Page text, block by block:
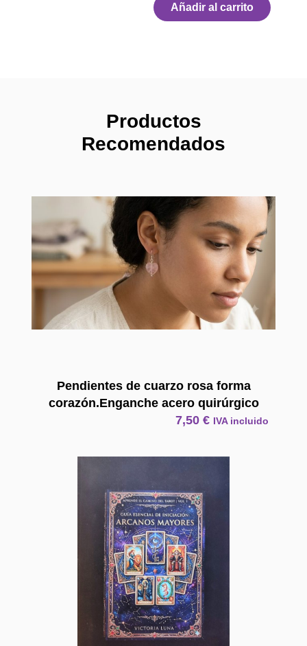
Añadir al carrito
Productos
Recomendados
Pendientes de cuarzo rosa forma
corazón.Enganche acero quirúrgico
7,50€ IVA incluido